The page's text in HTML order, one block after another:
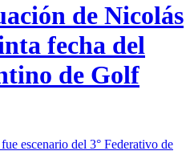
de Nicolás
fecha del
de Golf